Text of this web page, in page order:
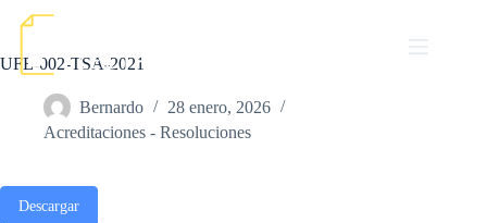
UFE-002-TSA-2021
Bernardo
28 enero, 2026
Acreditaciones - Resoluciones
Descargar